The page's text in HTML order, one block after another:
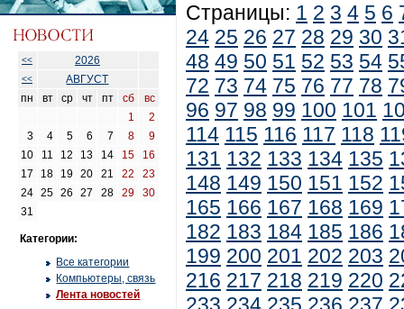
<< 2026
<<
АВГУСТ
пн
вт ср чт пт сб
вс
1
2
3
4 5 6 7 8
9
10
11 12 13 14 15
16
17
18 19 20 21 22
23
24
25 26 27 28 29
30
31
Категории:
Все категории
Компьютеры, связь
Лента новостей
Страницы: 1 2 3 4 5 6
24 25 26 27 28 29 30
48 49 50 51 52 53 54
72 73 74 75 76 77 78
96 97 98 99 100 101
114 115 116 117 118
131 132 133 134 135
148 149 150 151 152
165 166 167 168 169
182 183 184 185 186
199 200 201 202 203
216 217 218 219 220